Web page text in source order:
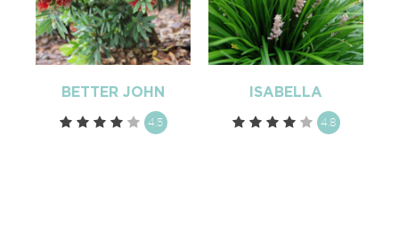
BETTER JOHN
4.5
ISABELLA
4.8